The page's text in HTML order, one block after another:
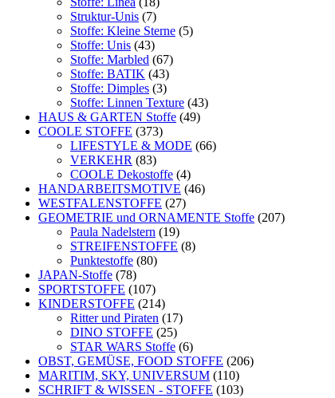
Struktur-Unis (7)
Stoffe: Kleine Sterne (5)
Stoffe: Unis (43)
Stoffe: Marbled (67)
Stoffe: BATIK (43)
Stoffe: Dimples (3)
Stoffe: Linnen Texture (43)
HAUS & GARTEN Stoffe (49)
COOLE STOFFE (373)
LIFESTYLE & MODE (66)
VERKEHR (83)
COOLE Dekostoffe (4)
HANDARBEITSMOTIVE (46)
WESTFALENSTOFFE (27)
GEOMETRIE und ORNAMENTE Stoffe (207)
Paula Nadelstern (19)
STREIFENSTOFFE (8)
Punktestoffe (80)
JAPAN-Stoffe (78)
SPORTSTOFFE (107)
KINDERSTOFFE (214)
Ritter und Piraten (17)
DINO STOFFE (25)
STAR WARS Stoffe (6)
OBST, GEMÜSE, FOOD STOFFE (206)
MARITIM, SKY, UNIVERSUM (110)
SCHRIFT & WISSEN - STOFFE (103)